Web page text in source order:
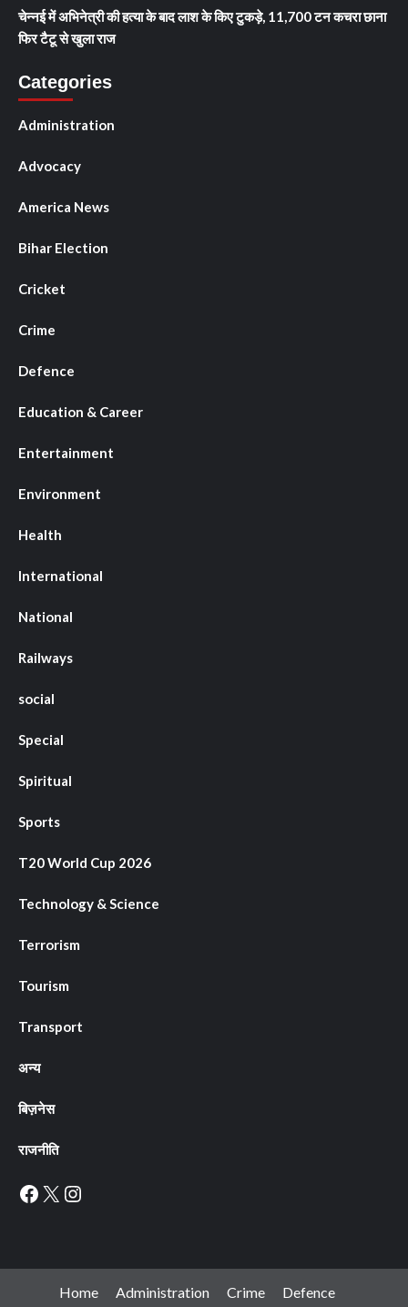
चेन्नई में अभिनेत्री की हत्या के बाद लाश के किए टुकड़े, 11,700 टन कचरा छाना
फिर टैटू से खुला राज
Categories
Administration
Advocacy
America News
Bihar Election
Cricket
Crime
Defence
Education & Career
Entertainment
Environment
Health
International
National
Railways
social
Special
Spiritual
Sports
T20 World Cup 2026
Technology & Science
Terrorism
Tourism
Transport
अन्य
बिज़नेस
राजनीति
Facebook
X Instagram
Home Administration Crime
Defence